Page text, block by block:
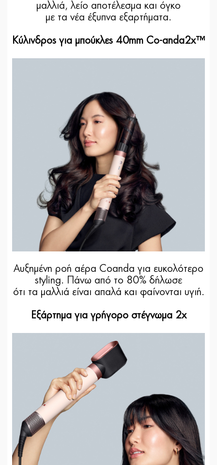
μαλλιά, λείο αποτέλεσμα και όγκο
με τα νέα έξυπνα εξαρτήματα.
Κύλινδρος για μπούκλες 40mm Co-anda2x™
Αυξημένη ροή αέρα Coanda για ευκολότερο
styling. Πάνω από το 80% δήλωσε
ότι τα μαλλιά είναι απαλά και φαίνονται υγιή.
Εξάρτημα για γρήγορο στέγνωμα 2x